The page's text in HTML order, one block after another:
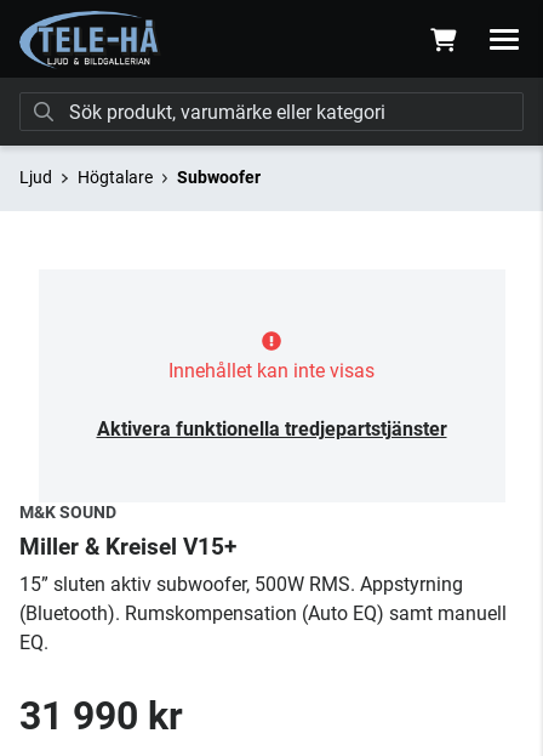
Ljud Högtalare Subwoofer
Innehållet kan inte visas
Aktivera funktionella tredjepartstjänster
M&K SOUND
Miller & Kreisel V15+
​15” sluten aktiv subwoofer, 500W RMS. Appstyrning
(Bluetooth). Rumskompensation (Auto EQ) samt manuell
EQ.
31 990 kr